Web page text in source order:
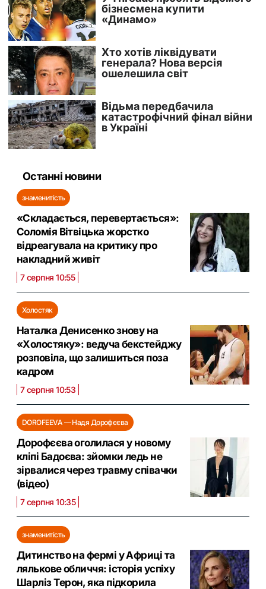
Останні новини
знаменитість
«Складається, перевертається»:
Соломія Вітвіцька жорстко
відреагувала на критику про
накладний живіт
7 серпня 10:55
Холостяк
Наталка Денисенко знову на
«Холостяку»: ведуча бекстейджу
розповіла, що залишиться поза
кадром
7 серпня 10:53
DOROFEEVA — Надя Дорофєєва
Дорофєєва оголилася у новому
кліпі Бадоєва: зйомки ледь не
зірвалися через травму співачки
(відео)
7 серпня 10:35
знаменитість
Дитинство на фермі у Африці та
лялькове обличчя: історія успіху
Шарліз Терон, яка підкорила